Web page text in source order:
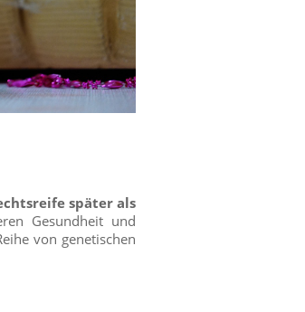
später als
Gesundheit und
von genetischen